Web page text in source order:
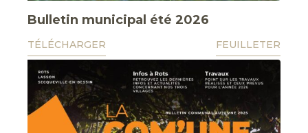
Bulletin municipal été 2026
TÉLÉCHARGER FEUILLETER